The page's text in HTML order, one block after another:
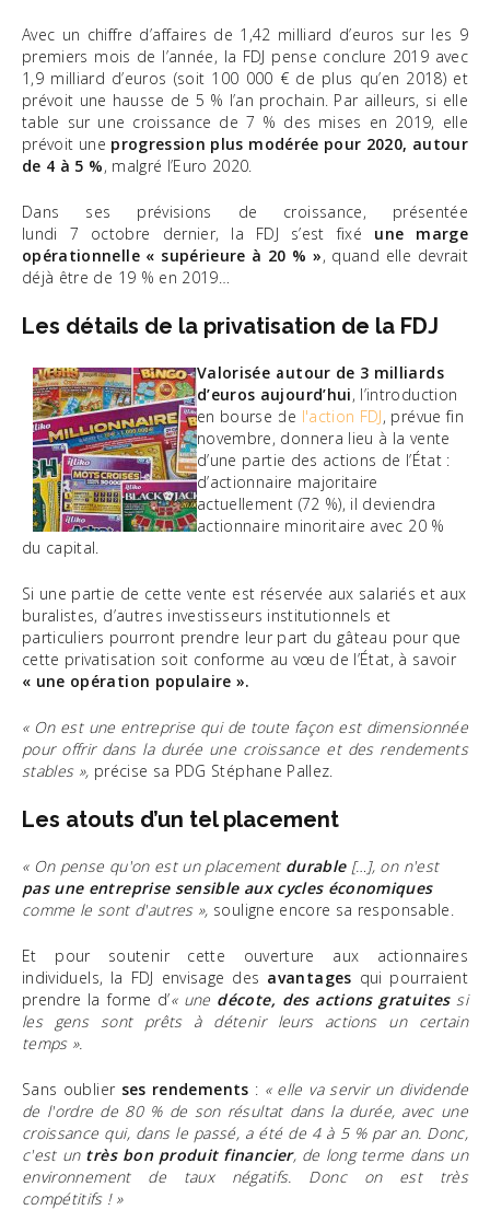
Avec un chiffre d’affaires de 1,42 milliard d’euros sur les 9
premiers mois de l’année, la FDJ pense conclure 2019 avec
1,9 milliard d’euros (soit 100 000 € de plus qu’en 2018) et
prévoit une hausse de 5 % l’an prochain. Par ailleurs, si elle
table sur une croissance de 7 % des mises en 2019, elle
prévoit une progression plus modérée pour 2020, autour
de 4 à 5 %, malgré l’Euro 2020.
Dans ses prévisions de croissance, présentée
lundi 7 octobre dernier, la FDJ s’est fixé une marge
opérationnelle « supérieure à 20 % », quand elle devrait
déjà être de 19 % en 2019…
Les détails de la privatisation de la FDJ
Valorisée autour de 3 milliards
d’euros aujourd’hui, l’introduction
en bourse de l'action FDJ, prévue fin
novembre, donnera lieu à la vente
d’une partie des actions de l’État :
d’actionnaire majoritaire
actuellement (72 %), il deviendra
actionnaire minoritaire avec 20 %
du capital.
Si une partie de cette vente est réservée aux salariés et aux
buralistes, d’autres investisseurs institutionnels et
particuliers pourront prendre leur part du gâteau pour que
cette privatisation soit conforme au vœu de l’État, à savoir
« une opération populaire ».
« On est une entreprise qui de toute façon est dimensionnée
pour offrir dans la durée une croissance et des rendements
stables », précise sa PDG Stéphane Pallez.
Les atouts d’un tel placement
« On pense qu'on est un placement durable[…], on n'est
pas une entreprise sensible aux cycles économiques
comme le sont d'autres », souligne encore sa responsable.
Et pour soutenir cette ouverture aux actionnaires
individuels, la FDJ envisage des avantages qui pourraient
prendre la forme d’« une décote, des actions gratuitessi
les gens sont prêts à détenir leurs actions un certain
temps ».
Sans oublier ses rendements : « elle va servir un dividende
de l'ordre de 80 % de son résultat dans la durée, avec une
croissance qui, dans le passé, a été de 4 à 5 % par an. Donc,
c'est un très bon produit financier, de long terme dans un
environnement de taux négatifs. Donc on est très
compétitifs ! »